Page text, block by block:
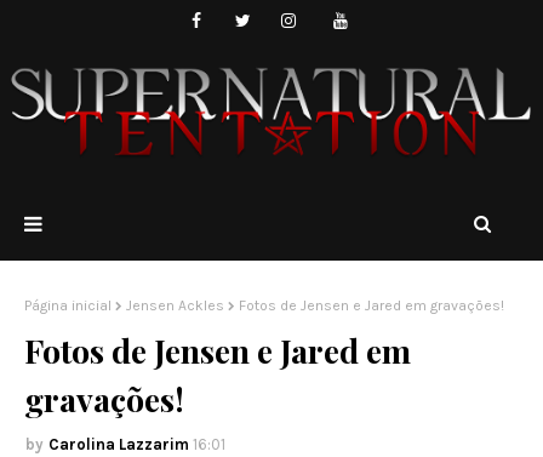
Página inicial Jensen Ackles Fotos de Jensen e Jared em gravações!
Fotos de Jensen e Jared em
gravações!
Carolina Lazzarim 16:01